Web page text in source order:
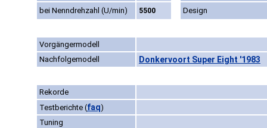
bei Nenndrehzahl (U/min)
5500 Design
Vorgängermodell
Nachfolgemodell
Donkervoort Super Eight '1983
Rekorde
Testberichte (faq)
Tuning